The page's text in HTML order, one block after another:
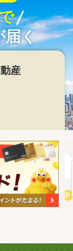
届く
産